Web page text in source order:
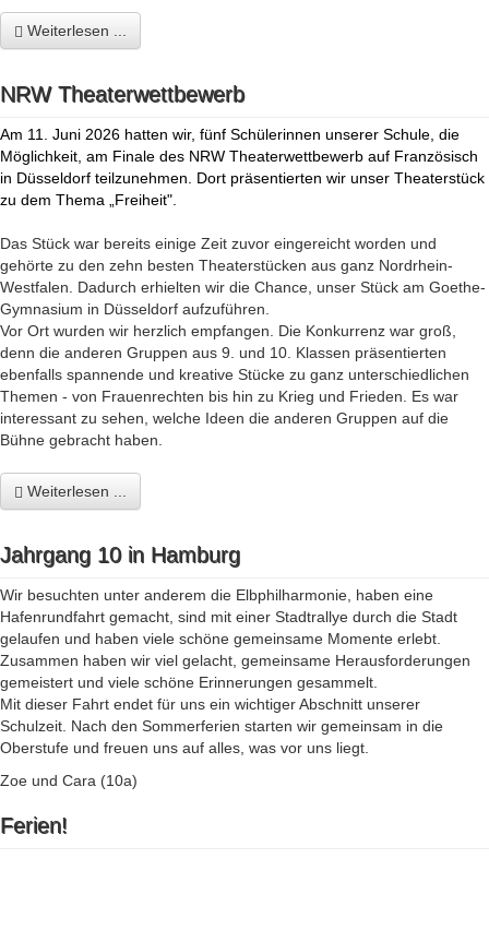
Weiterlesen ...
NRW Theaterwettbewerb
Am 11. Juni 2026 hatten wir, fünf Schülerinnen unserer Schule, die
Möglichkeit, am Finale des NRW Theaterwettbewerb auf Französisch
in Düsseldorf teilzunehmen. Dort präsentierten wir unser Theaterstück
zu dem Thema „Freiheit".
Das Stück war bereits einige Zeit zuvor eingereicht worden und
gehörte zu den zehn besten Theaterstücken aus ganz Nordrhein-
Westfalen. Dadurch erhielten wir die Chance, unser Stück am Goethe-
Gymnasium in Düsseldorf aufzuführen.
Vor Ort wurden wir herzlich empfangen. Die Konkurrenz war groß,
denn die anderen Gruppen aus 9. und 10. Klassen präsentierten
ebenfalls spannende und kreative Stücke zu ganz unterschiedlichen
Themen - von Frauenrechten bis hin zu Krieg und Frieden. Es war
interessant zu sehen, welche Ideen die anderen Gruppen auf die
Bühne gebracht haben.
Weiterlesen ...
Jahrgang 10 in Hamburg
Wir besuchten unter anderem die Elbphilharmonie, haben eine
Hafenrundfahrt gemacht, sind mit einer Stadtrallye durch die Stadt
gelaufen und haben viele schöne gemeinsame Momente erlebt.
Zusammen haben wir viel gelacht, gemeinsame Herausforderungen
gemeistert und viele schöne Erinnerungen gesammelt.
Mit dieser Fahrt endet für uns ein wichtiger Abschnitt unserer
Schulzeit. Nach den Sommerferien starten wir gemeinsam in die
Oberstufe und freuen uns auf alles, was vor uns liegt.
Zoe und Cara (10a)
Ferien!